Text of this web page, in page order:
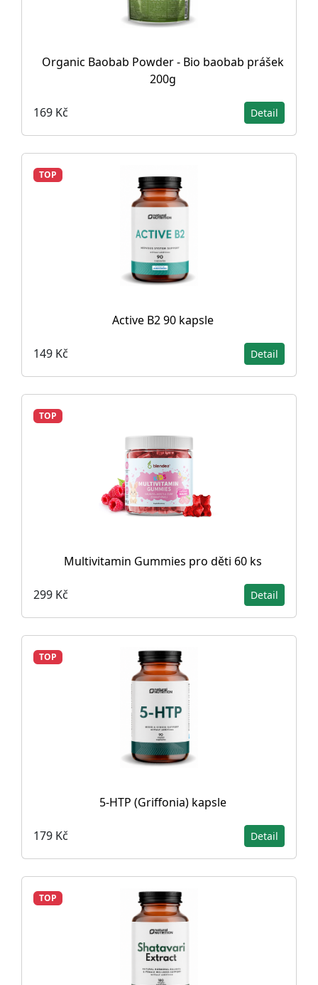
Organic Baobab Powder - Bio baobab prášek
200g
169 Kč Detail
TOP
Active B2 90 kapsle
149 Kč Detail
TOP
Multivitamin Gummies pro děti 60 ks
299 Kč Detail
TOP
5-HTP (Griffonia) kapsle
179 Kč Detail
TOP